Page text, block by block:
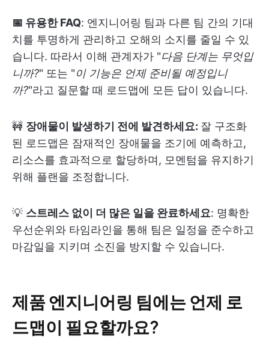
📅 유용한 FAQ: 엔지니어링 팀과 다른 팀 간의 기대
치를 투명하게 관리하고 오해의 소지를 줄일 수 있
습니다. 따라서 이해 관계자가 "다음 단계는 무엇입
니까?" 또는 "이 기능은 언제 준비될 예정입니
까?"라고 질문할 때 로드맵에 모든 답이 있습니다.
🚧 장애물이 발생하기 전에 발견하세요: 잘 구조화
된 로드맵은 잠재적인 장애물을 조기에 예측하고,
리소스를 효과적으로 할당하며, 모멘텀을 유지하기
위해 플랜을 조정합니다.
💡 스트레스 없이 더 많은 일을 완료하세요: 명확한
우선순위와 타임라인을 통해 팀은 일정을 준수하고
마감일을 지키며 소진을 방지할 수 있습니다.
제품 엔지니어링 팀에는 언제 로
드맵이 필요할까요?